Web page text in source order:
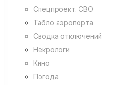
Спецпроект. СВО
Табло аэропорта
Сводка отключений
Некрологи
Кино
Погода